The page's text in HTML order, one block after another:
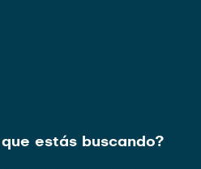
estás buscando?